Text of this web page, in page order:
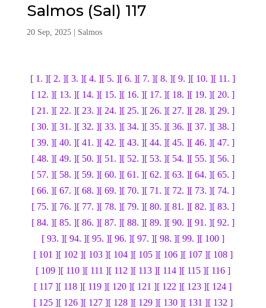
Salmos (Sal) 117
20 Sep, 2025| Salmos
[ 1. ][ 2. ][ 3. ][ 4. ][ 5. ][ 6. ][ 7. ][ 8. ][ 9. ][ 10. ][ 11. ]
[ 12. ][ 13. ][ 14. ][ 15. ][ 16. ][ 17. ][ 18. ][ 19. ][ 20. ]
[ 21. ][ 22. ][ 23. ][ 24. ][ 25. ][ 26. ][ 27. ][ 28. ][ 29. ]
[ 30. ][ 31. ][ 32. ][ 33. ][ 34. ][ 35. ][ 36. ][ 37. ][ 38. ]
[ 39. ][ 40. ][ 41. ][ 42. ][ 43. ][ 44. ][ 45. ][ 46. ][ 47. ]
[ 48. ][ 49. ][ 50. ][ 51. ][ 52. ][ 53. ][ 54. ][ 55. ][ 56. ]
[ 57. ][ 58. ][ 59. ][ 60. ][ 61. ][ 62. ][ 63. ][ 64. ][ 65. ]
[ 66. ][ 67. ][ 68. ][ 69. ][ 70. ][ 71. ][ 72. ][ 73. ][ 74. ]
[ 75. ][ 76. ][ 77. ][ 78. ][ 79. ][ 80. ][ 81. ][ 82. ][ 83. ]
[ 84. ][ 85. ][ 86. ][ 87. ][ 88. ][ 89. ][ 90. ][ 91. ][ 92. ]
[ 93. ][ 94. ][ 95. ][ 96. ][ 97. ][ 98. ][ 99. ][ 100 ]
[ 101 ][ 102 ][ 103 ][ 104 ][ 105 ][ 106 ][ 107 ][ 108 ]
[ 109 ][ 110 ][ 111 ][ 112 ][ 113 ][ 114 ][ 115 ][ 116 ]
[ 117 ][ 118 ][ 119 ][ 120 ][ 121 ][ 122 ][ 123 ][ 124 ]
[ 125 ][ 126 ][ 127 ][ 128 ][ 129 ][ 130 ][ 131 ][ 132 ]